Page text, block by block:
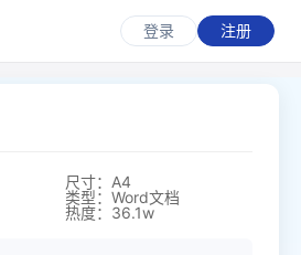
登录 注册
尺寸：A4
类型：Word文档
热度：36.1w